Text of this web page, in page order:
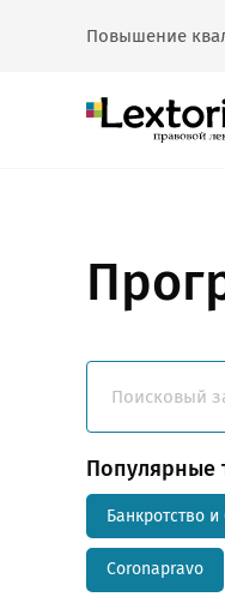
Повышение
Популярные
Банкротство и
Coronapravo